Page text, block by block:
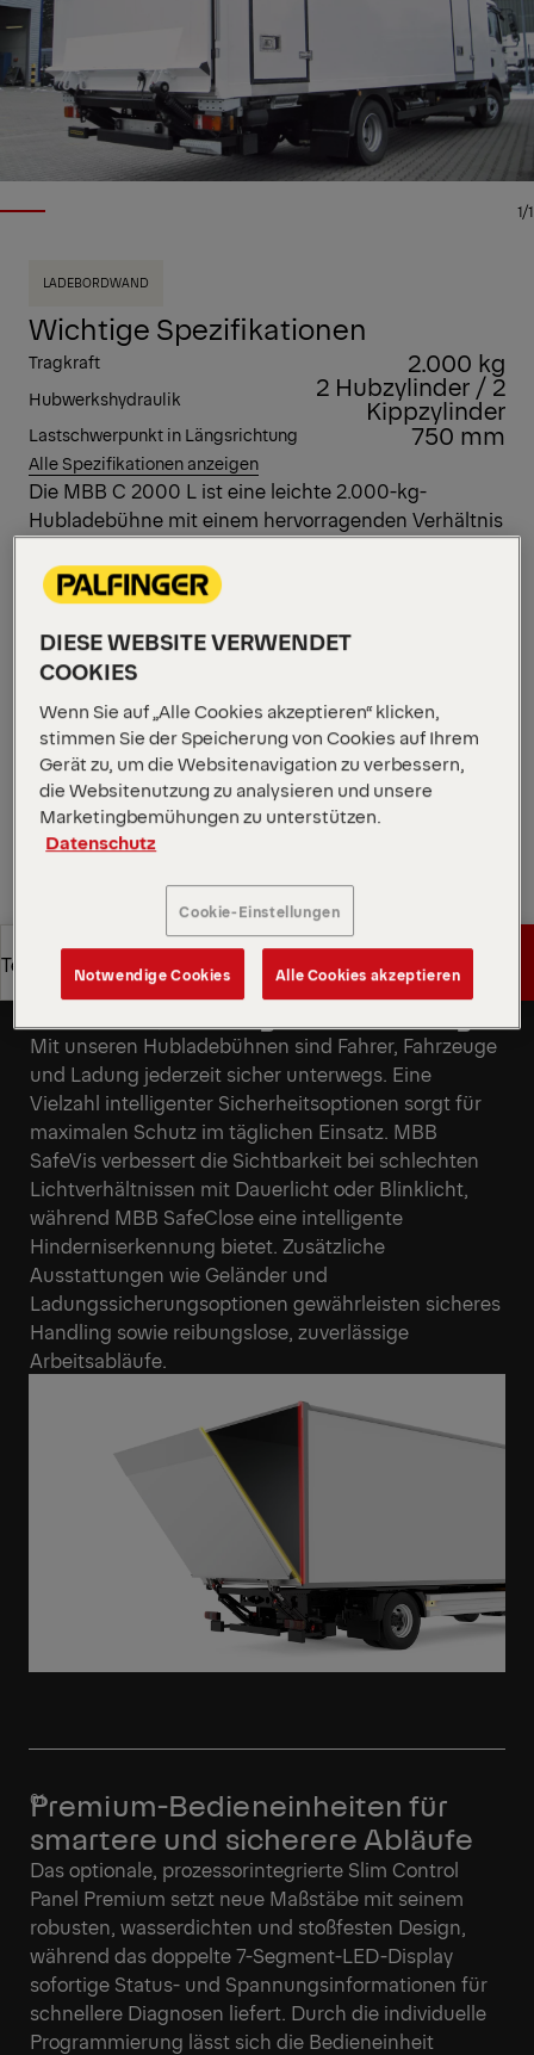
1/1
LADEBORDWAND
Wichtige Spezifikationen
Tragkraft 2.000 kg
Hubwerkshydraulik 2 Hubzylinder / 2
Kippzylinder
Lastschwerpunkt in Längsrichtung 750 mm
Alle Spezifikationen anzeigen
Die MBB C 2000 L ist eine leichte 2.000-kg-
Hubladebühne mit einem hervorragenden Verhältnis
zwischen Eigengewicht und Nutzlast und damit
ideal für Verteilanwendungen, bei denen Effizienz
entscheidend ist. Mit ihrem vielseitigen 4-Zylinder-
Hubwerk und flexiblen Plattformoptionen ist sie ein
zuverlässiger, langlebiger Begleiter in der
weiteren Transportsegmenten.
Angebot anfordern
Angebot anfordern
Vertriebspartner finden
Vertriebspartner finden
Technische Daten
Technische Daten
Angebot anfordern
Angebot anfordern
Maximale Sicherheit für
Bediener, Ladung und Fahrzeug
Mit unseren Hubladebühnen sind Fahrer, Fahrzeuge
und Ladung jederzeit sicher unterwegs. Eine
Vielzahl intelligenter Sicherheitsoptionen sorgt für
maximalen Schutz im täglichen Einsatz. MBB
SafeVis verbessert die Sichtbarkeit bei schlechten
Lichtverhältnissen mit Dauerlicht oder Blinklicht,
während MBB SafeClose eine intelligente
Hinderniserkennung bietet. Zusätzliche
Ausstattungen wie Geländer und
Ladungssicherungsoptionen gewährleisten sicheres
Handling sowie reibungslose, zuverlässige
Arbeitsabläufe.
Premium-Bedieneinheiten für
smartere und sicherere Abläufe
Das optionale, prozessorintegrierte Slim Control
Panel Premium setzt neue Maßstäbe mit seinem
robusten, wasserdichten und stoßfesten Design,
während das doppelte 7-Segment-LED-Display
sofortige Status- und Spannungsinformationen für
schnellere Diagnosen liefert. Durch die individuelle
Programmierung lässt sich die Bedieneinheit
DIESE WEBSITE VERWENDET
COOKIES
Wenn Sie auf „Alle Cookies akzeptieren“ klicken,
stimmen Sie der Speicherung von Cookies auf Ihrem
Gerät zu, um die Websitenavigation zu verbessern,
die Websitenutzung zu analysieren und unsere
Marketingbemühungen zu unterstützen.
Datenschutz
Cookie-Einstellungen
Notwendige Cookies Alle Cookies akzeptieren